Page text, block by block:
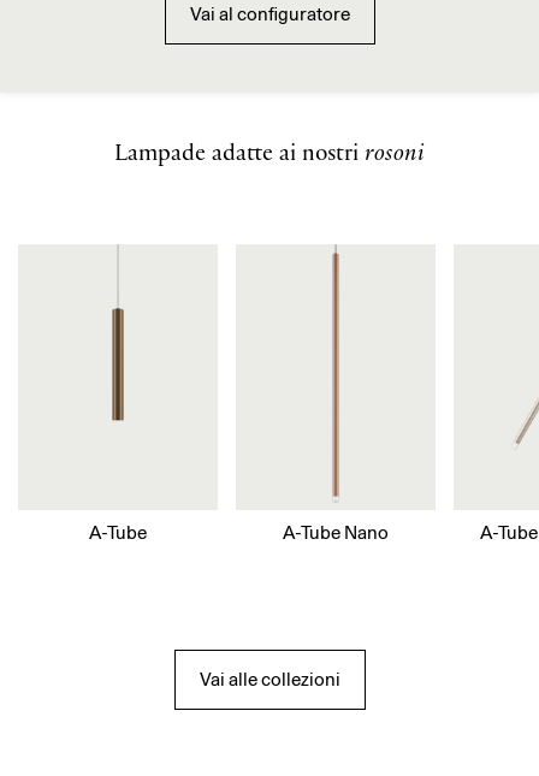
Vai al configuratore
Lampade adatte ai nostri rosoni
A-Tube A-Tube Nano A-
Vai alle collezioni